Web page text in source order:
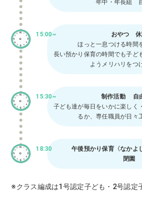
年中・年長組
15:00~
おやつ 休
ほっと一息つける時間
長い預かり保育の時間でも子ど
ようメリハリをつ
15:30~
制作活動 自
子ども達が毎日をいかに楽しく
るか、専任職員が日々
18:30
午後預かり保育〈なかよ
閉園
※クラス編成は1号認定子ども・2号認定